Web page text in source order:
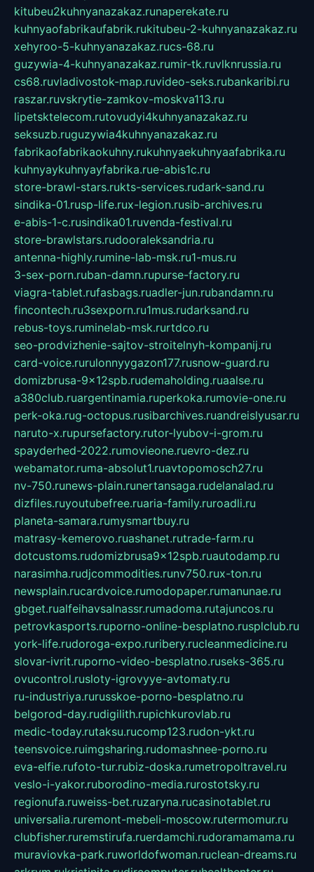
kitubeu2kuhnyanazakaz.runaperekate.ru
kuhnyaofabrikaufabrik.rukitubeu-2-kuhnyanazakaz.ru
xehyroo-5-kuhnyanazakaz.rucs-68.ru
guzywia-4-kuhnyanazakaz.rumir-tk.ruvlknrussia.ru
cs68.ruvladivostok-map.ruvideo-seks.rubankaribi.ru
raszar.ruvskrytie-zamkov-moskva113.ru
lipetsktelecom.rutovudyi4kuhnyanazakaz.ru
seksuzb.ruguzywia4kuhnyanazakaz.ru
fabrikaofabrikaokuhny.rukuhnyaekuhnyaafabrika.ru
kuhnyaykuhnyayfabrika.rue-abis1c.ru
store-brawl-stars.rukts-services.rudark-sand.ru
sindika-01.rusp-life.rux-legion.rusib-archives.ru
e-abis-1-c.rusindika01.ruvenda-festival.ru
store-brawlstars.rudooraleksandria.ru
antenna-highly.rumine-lab-msk.ru1-mus.ru
3-sex-porn.ruban-damn.rupurse-factory.ru
viagra-tablet.rufasbags.ruadler-jun.rubandamn.ru
fincontech.ru3sexporn.ru1mus.rudarksand.ru
rebus-toys.ruminelab-msk.rurtdco.ru
seo-prodvizhenie-sajtov-stroitelnyh-kompanij.ru
card-voice.rurulonnyygazon177.rusnow-guard.ru
domizbrusa-9x12spb.rudemaholding.ruaalse.ru
a380club.ruargentinamia.ruperkoka.rumovie-one.ru
perk-oka.rug-octopus.rusibarchives.ruandreislyusar.ru
naruto-x.rupursefactory.rutor-lyubov-i-grom.ru
spayderhed-2022.rumovieone.ruevro-dez.ru
webamator.ruma-absolut1.ruavtopomosch27.ru
nv-750.runews-plain.runertansaga.rudelanalad.ru
dizfiles.ruyoutubefree.ruaria-family.ruroadli.ru
planeta-samara.rumysmartbuy.ru
matrasy-kemerovo.ruashanet.rutrade-farm.ru
dotcustoms.rudomizbrusa9x12spb.ruautodamp.ru
narasimha.rudjcommodities.runv750.rux-ton.ru
newsplain.rucardvoice.rumodopaper.rumanunae.ru
gbget.rualfeihavsalnassr.rumadoma.rutajuncos.ru
petrovkasports.ruporno-online-besplatno.rusplclub.ru
york-life.rudoroga-expo.ruribery.rucleanmedicine.ru
slovar-ivrit.ruporno-video-besplatno.ruseks-365.ru
ovucontrol.rusloty-igrovyye-avtomaty.ru
ru-industriya.rurusskoe-porno-besplatno.ru
belgorod-day.rudigilith.rupichkurovlab.ru
medic-today.rutaksu.rucomp123.rudon-ykt.ru
teensvoice.ruimgsharing.rudomashnee-porno.ru
eva-elfie.rufoto-tur.rubiz-doska.rumetropoltravel.ru
veslo-i-yakor.ruborodino-media.rurostotsky.ru
regionufa.ruweiss-bet.ruzaryna.rucasinotablet.ru
universalia.ruremont-mebeli-moscow.rutermomur.ru
clubfisher.ruremstirufa.ruerdamchi.rudoramamama.ru
muraviovka-park.ruworldofwoman.ruclean-dreams.ru